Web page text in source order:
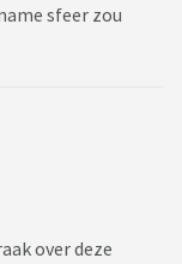
sfeer zou
over deze